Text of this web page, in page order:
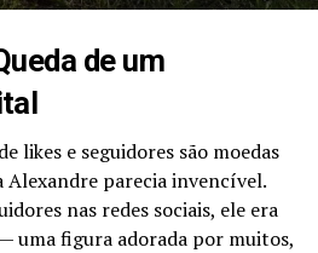
de um
likes e seguidores são moedas
Alexandre parecia invencível.
nas redes sociais, ele era
uma figura adorada por muitos,